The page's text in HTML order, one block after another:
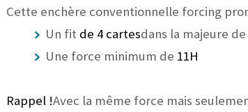
Cette enchère conventionnelle forcing
Un fit de 4 cartesdans la majeure
Une force minimum de 11H
Rappel !Avec la même force mais